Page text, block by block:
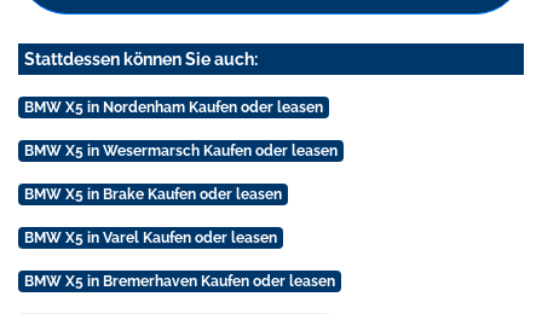
Stattdessen können Sie auch:
BMW X5 in Nordenham Kaufen oder leasen
BMW X5 in Wesermarsch Kaufen oder leasen
BMW X5 in Brake Kaufen oder leasen
BMW X5 in Varel Kaufen oder leasen
BMW X5 in Bremerhaven Kaufen oder leasen